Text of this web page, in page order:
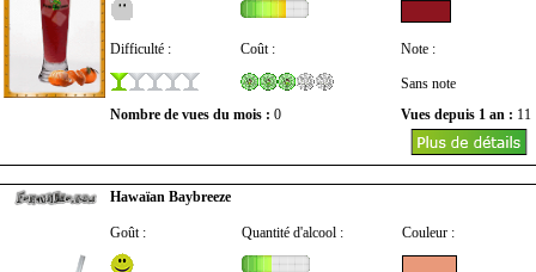
Difficulté : Coût : Note :
Sans note
Nombre de vues du mois : 0 Vues depuis 1 an : 11
Hawaïan Baybreeze
Goût : Quantité d'alcool : Couleur :